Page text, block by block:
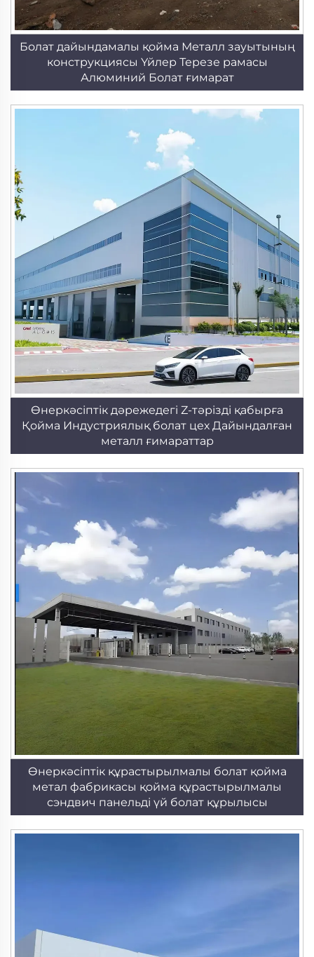
Болат дайындамалы қойма Металл зауытының
конструкциясы Үйлер Терезе рамасы
Алюминий Болат ғимарат
Өнеркәсіптік дәрежедегі Z-тәрізді қабырға
Қойма Индустриялық болат цех Дайындалған
металл ғимараттар
Өнеркәсіптік құрастырылмалы болат қойма
метал фабрикасы қойма құрастырылмалы
сэндвич панельді үй болат құрылысы